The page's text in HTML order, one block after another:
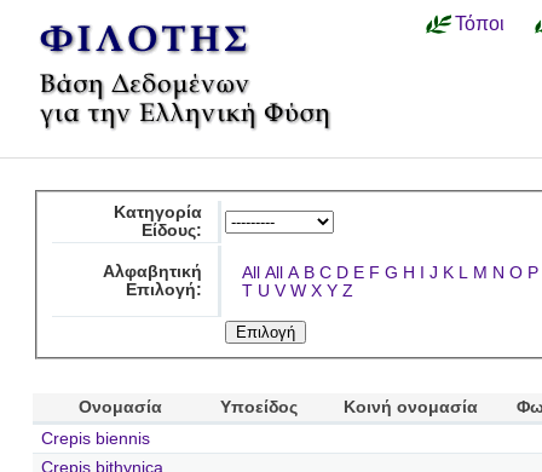
Τόποι
Κατηγορία
Είδους:
Αλφαβητική
Επιλογή:
All All A B C D E F G H I J K L M N O P
T U V W X Y Z
Ονομασία Υποείδος Κοινή ονομασία
Crepis biennis
Crepis bithynica